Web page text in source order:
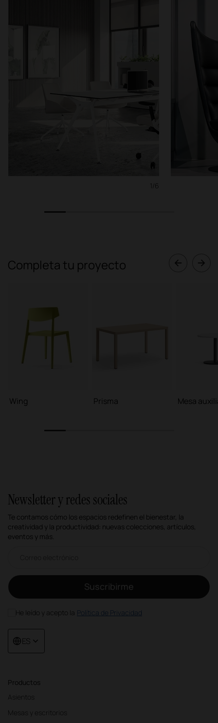
1/6
Completa tu proyecto
Wing Prisma Mesa
Productos
Asientos
Mesas y escritorios
Newsletter y redes sociales
Te contamos cómo los espacios redefinen el bienestar, la
creatividad y la productividad: nuevas colecciones, artículos,
eventos y más.
Suscribirme
He leído y acepto la Política de Privacidad
ES